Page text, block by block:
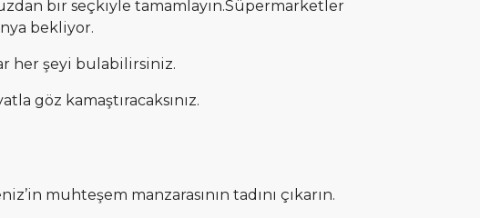
bir seçkiyle tamamlayın.Süpermarketler
bekliyor.
her şeyi bulabilirsiniz.
göz kamaştıracaksınız.
muhteşem manzarasının tadını çıkarın.